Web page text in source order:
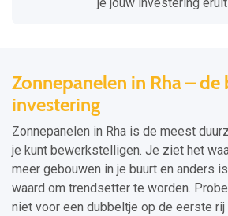
je jouw investering
Zonnepanelen in Rha – de
investering
Zonnepanelen in Rha is de meest
je kunt bewerkstelligen. Je ziet het
meer gebouwen in je buurt en anders
waard om trendsetter te worden.
niet voor een dubbeltje op de eerste